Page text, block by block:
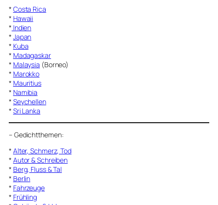
* Costa Rica
* Hawaii
* Indien
* Japan
* Kuba
* Madagaskar
* Malaysia (Borneo)
* Marokko
* Mauritius
* Namibia
* Seychellen
* Sri Lanka
– Gedichtthemen:
* Alter, Schmerz, Tod
* Autor & Schreiben
* Berg, Fluss & Tal
* Berlin
* Fahrzeuge
* Frühling